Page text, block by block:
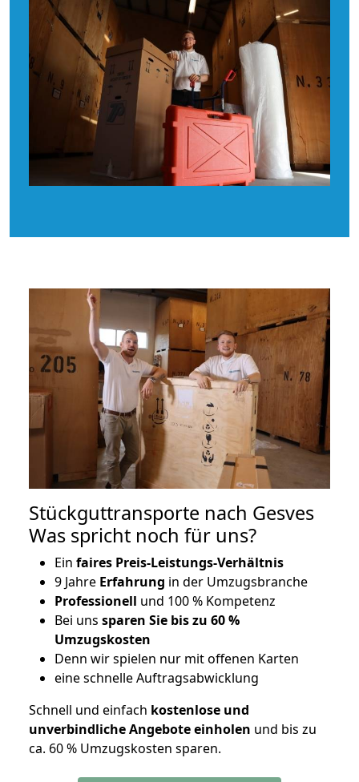
Stückguttransporte nach Gesves
Was spricht noch für uns?
Ein faires Preis-Leistungs-Verhältnis
9 Jahre Erfahrung in der Umzugsbranche
Professionell und 100 % Kompetenz
Bei uns sparen Sie bis zu 60 %
Umzugskosten
Denn wir spielen nur mit offenen Karten
eine schnelle Auftragsabwicklung
Schnell und einfach kostenlose und
unverbindliche Angebote einholen und bis zu
ca. 60 % Umzugskosten sparen.